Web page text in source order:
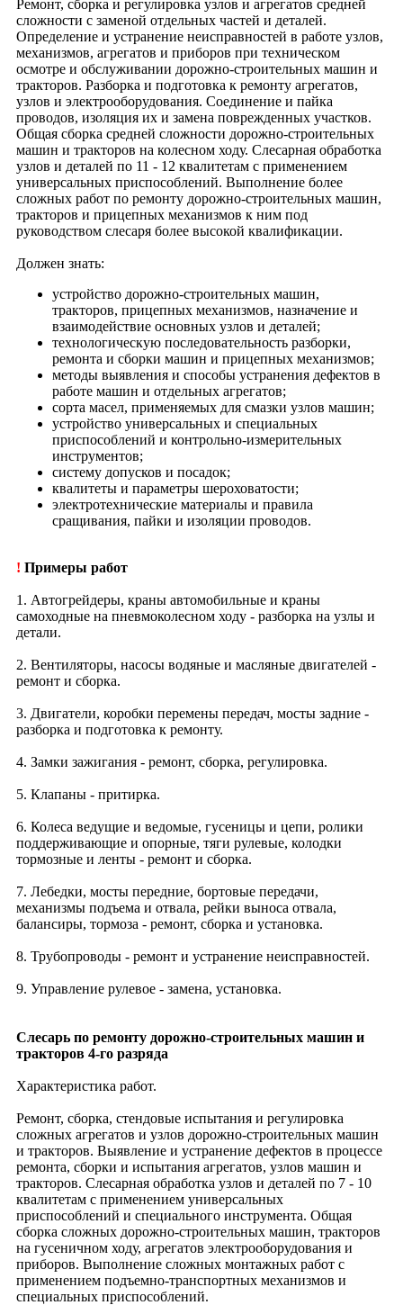
Ремонт, сборка и регулировка узлов и агрегатов средней
сложности с заменой отдельных частей и деталей.
Определение и устранение неисправностей в работе узлов,
механизмов, агрегатов и приборов при техническом
осмотре и обслуживании дорожно-строительных машин и
тракторов. Разборка и подготовка к ремонту агрегатов,
узлов и электрооборудования. Соединение и пайка
проводов, изоляция их и замена поврежденных участков.
Общая сборка средней сложности дорожно-строительных
машин и тракторов на колесном ходу. Слесарная обработка
узлов и деталей по 11 - 12 квалитетам с применением
универсальных приспособлений. Выполнение более
сложных работ по ремонту дорожно-строительных машин,
тракторов и прицепных механизмов к ним под
руководством слесаря более высокой квалификации.
Должен знать:
устройство дорожно-строительных машин,
тракторов, прицепных механизмов, назначение и
взаимодействие основных узлов и деталей;
технологическую последовательность разборки,
ремонта и сборки машин и прицепных механизмов;
методы выявления и способы устранения дефектов в
работе машин и отдельных агрегатов;
сорта масел, применяемых для смазки узлов машин;
устройство универсальных и специальных
приспособлений и контрольно-измерительных
инструментов;
систему допусков и посадок;
квалитеты и параметры шероховатости;
электротехнические материалы и правила
сращивания, пайки и изоляции проводов.
! Примеры работ
1. Автогрейдеры, краны автомобильные и краны
самоходные на пневмоколесном ходу - разборка на узлы и
детали.
2. Вентиляторы, насосы водяные и масляные двигателей -
ремонт и сборка.
3. Двигатели, коробки перемены передач, мосты задние -
разборка и подготовка к ремонту.
4. Замки зажигания - ремонт, сборка, регулировка.
5. Клапаны - притирка.
6. Колеса ведущие и ведомые, гусеницы и цепи, ролики
поддерживающие и опорные, тяги рулевые, колодки
тормозные и ленты - ремонт и сборка.
7. Лебедки, мосты передние, бортовые передачи,
механизмы подъема и отвала, рейки выноса отвала,
балансиры, тормоза - ремонт, сборка и установка.
8. Трубопроводы - ремонт и устранение неисправностей.
9. Управление рулевое - замена, установка.
Слесарь по ремонту дорожно-строительных машин и
тракторов 4-го разряда
Характеристика работ.
Ремонт, сборка, стендовые испытания и регулировка
сложных агрегатов и узлов дорожно-строительных машин
и тракторов. Выявление и устранение дефектов в процессе
ремонта, сборки и испытания агрегатов, узлов машин и
тракторов. Слесарная обработка узлов и деталей по 7 - 10
квалитетам с применением универсальных
приспособлений и специального инструмента. Общая
сборка сложных дорожно-строительных машин, тракторов
на гусеничном ходу, агрегатов электрооборудования и
приборов. Выполнение сложных монтажных работ с
применением подъемно-транспортных механизмов и
специальных приспособлений.